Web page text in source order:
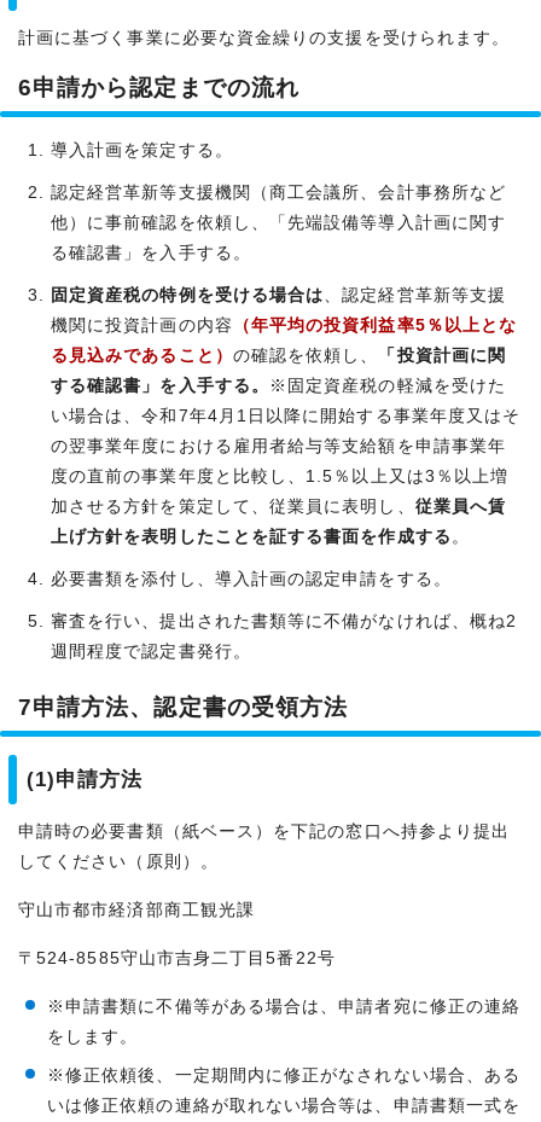
計画に基づく事業に必要な資金繰りの支援を受けられます。
6申請から認定までの流れ
導入計画を策定する。
認定経営革新等支援機関（商工会議所、会計事務所など
他）に事前確認を依頼し、「先端設備等導入計画に関す
る確認書」を入手する。
固定資産税の特例を受ける場合は、認定経営革新等支援
機関に投資計画の内容
（年平均の投資利益率5％以上とな
る見込みであること） の確認を依頼し、
「投資計画に関
する確認書」を入手する。
※固定資産税の軽減を受けた
い場合は、令和7年4月1日以降に開始する事業年度又はそ
の翌事業年度における雇用者給与等支給額を申請事業年
度の直前の事業年度と比較し、1.5％以上又は3％以上増
加させる方針を策定して、従業員に表明し、 従業員へ賃
上げ方針を表明したことを証する書面を作成する。
必要書類を添付し、導入計画の認定申請をする。
審査を行い、提出された書類等に不備がなければ、概ね2
週間程度で認定書発行。
7申請方法、認定書の受領方法
(1)申請方法
申請時の必要書類（紙ベース）を下記の窓口へ持参より提出
してください（原則）。
守山市都市経済部商工観光課
〒524-8585守山市吉身二丁目5番22号
※申請書類に不備等がある場合は、申請者宛に修正の連絡
をします。
※修正依頼後、一定期間内に修正がなされない場合、ある
いは修正依頼の連絡が取れない場合等は、申請書類一式を